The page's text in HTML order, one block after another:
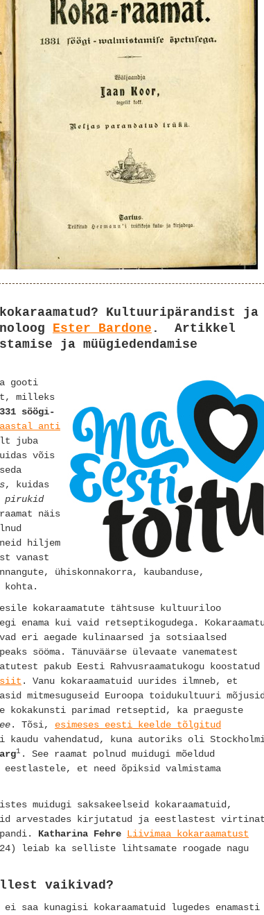
Kultuuripärandist ja
Ester Bardone . Artikkel
ja müügiedendamise
gooti
milleks
söögi-
anti
juba
võis
, kuidas
pirukid
näis
hiljem
vanast
ühiskonnakorra, kaubanduse,
kokaraamatute tähtsuse kultuuriloo
enama kui vaid retseptikogudega.
eri aegade kulinaarsed ja sotsiaalsed
sööma. Tänuväärse ülevaate vanematest
pakub Eesti Rahvusraamatukogu koostatud
siit . Vanu kokaraamatuid uurides ilmneb, et
mitmesuguseid Euroopa toidukultuuri
kokakunsti parimad retseptid, ka praeguste
. Tõsi, esimeses eesti keelde tõlgitud
vahendatud, kuna autoriks oli
1 . See raamat polnud muidugi mõeldud
et need õpiksid valmistama
muidugi saksakeelseid kokaraamatuid,
arvestades kirjutatud ja eestlastest
Katharina Fehre Liivimaa kokaraamatust
leiab ka selliste lihtsamate roogade nagu
vaikivad?
ei saa kunagisi kokaraamatuid lugedes enamasti